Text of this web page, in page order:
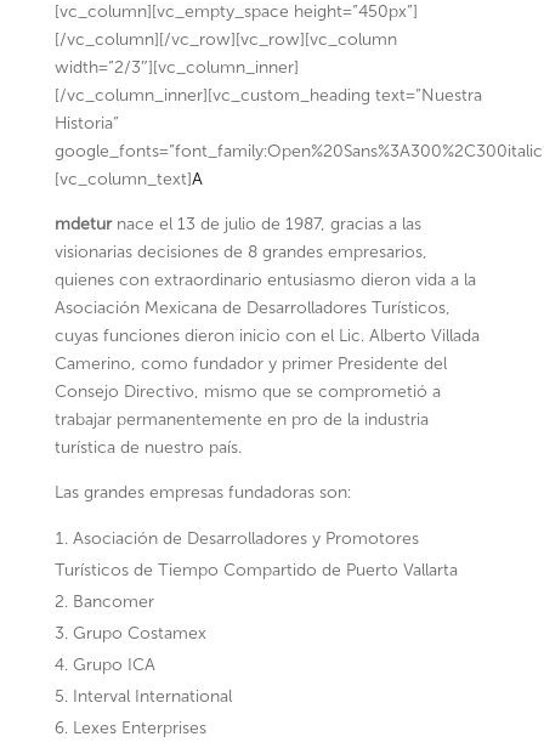
[vc_column][vc_empty_space height=”450px”]
[/vc_column][/vc_row][vc_row][vc_column
width=”2/3″][vc_column_inner]
[/vc_column_inner][vc_custom_heading text=”Nuestra
Historia”
[vc_column_text]A
mdeturnace el 13 de julio de 1987, gracias a las
visionarias decisiones de 8 grandes empresarios,
quienes con extraordinario entusiasmo dieron vida a la
Asociación Mexicana de Desarrolladores Turísticos,
cuyas funciones dieron inicio con el Lic. Alberto Villada
Camerino, como fundador y primer Presidente del
Consejo Directivo, mismo que se comprometió a
trabajar permanentemente en pro de la industria
turística de nuestro país.
Las grandes empresas fundadoras son:
Asociación de Desarrolladores y Promotores
Turísticos de Tiempo Compartido de Puerto Vallarta
Bancomer
Grupo Costamex
Grupo ICA
Interval International
Lexes Enterprises